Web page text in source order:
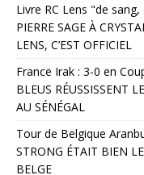
Livre RC Lens "de
PIERRE SAGE À
LENS, C’EST OFFICIEL
France Irak : 3-0 en
BLEUS RÉUSSISSENT
AU SÉNÉGAL
Tour de Belgique
STRONG ÉTAIT BIEN
BELGE